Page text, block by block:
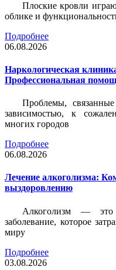
Плоские кровли
облике и
Подробнее
06.08.2026
Наркологическая
Профессиональная
Проблемы,
зависимостью, к
многих городов
Подробнее
06.08.2026
Лечение алкоголизма:
выздоровлению
Алкоголизм — это
заболевание, которое
миру
Подробнее
03.08.2026